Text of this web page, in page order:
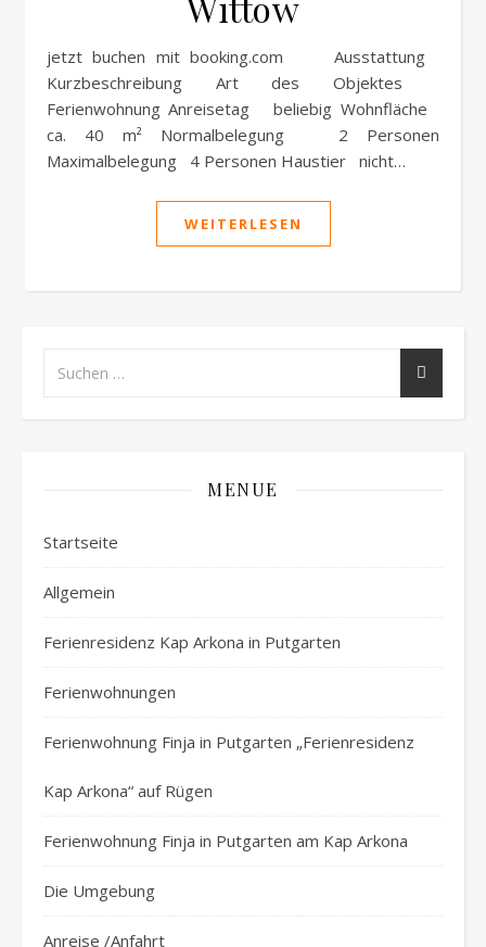
jetzt buchen mit booking.com Ausstattung
Kurzbeschreibung Art des Objektes
Ferienwohnung Anreisetag beliebig Wohnfläche
ca. 40 m² Normalbelegung 2 Personen
Maximalbelegung 4 Personen Haustier nicht…
WEITERLESEN
MENUE
Startseite
Allgemein
Ferienresidenz Kap Arkona in Putgarten
Ferienwohnungen
Ferienwohnung Finja in Putgarten „Ferienresidenz
Kap Arkona“ auf Rügen
Ferienwohnung Finja in Putgarten am Kap Arkona
Die Umgebung
Anreise /Anfahrt